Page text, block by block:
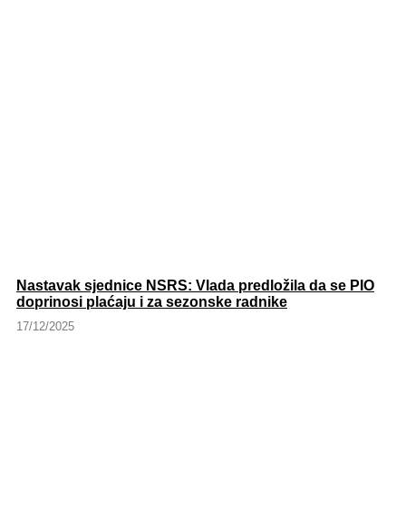
Nastavak sjednice NSRS: Vlada predložila da se PIO
doprinosi plaćaju i za sezonske radnike
17/12/2025